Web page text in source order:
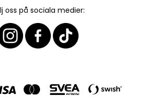
oss på sociala medier: